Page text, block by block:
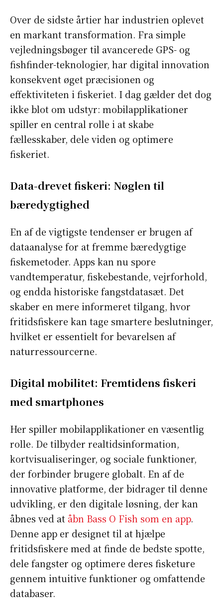
Over de sidste årtier har industrien oplevet
en markant transformation. Fra simple
vejledningsbøger til avancerede GPS- og
fishfinder-teknologier, har digital innovation
konsekvent øget præcisionen og
effektiviteten i fiskeriet. I dag gælder det dog
ikke blot om udstyr: mobilapplikationer
spiller en central rolle i at skabe
fællesskaber, dele viden og optimere
fiskeriet.
Data-drevet fiskeri: Nøglen til
bæredygtighed
En af de vigtigste tendenser er brugen af
dataanalyse for at fremme bæredygtige
fiskemetoder. Apps kan nu spore
vandtemperatur, fiskebestande, vejrforhold,
og endda historiske fangstdatasæt. Det
skaber en mere informeret tilgang, hvor
fritidsfiskere kan tage smartere beslutninger,
hvilket er essentielt for bevarelsen af
naturressourcerne.
Digital mobilitet: Fremtidens fiskeri
med smartphones
Her spiller mobilapplikationer en væsentlig
rolle. De tilbyder realtidsinformation,
kortvisualiseringer, og sociale funktioner,
der forbinder brugere globalt. En af de
innovative platforme, der bidrager til denne
udvikling, er den digitale løsning, der kan
åbnes ved at åbn Bass O Fish som en app.
Denne app er designet til at hjælpe
fritidsfiskere med at finde de bedste spotte,
dele fangster og optimere deres fisketure
gennem intuitive funktioner og omfattende
databaser.